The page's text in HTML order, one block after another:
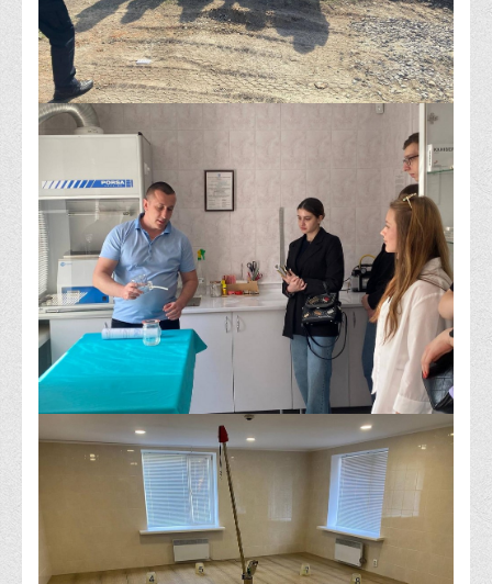
Програми подвійного диплому
Програми стажування (міжнародна практика)
Міжнародні проєкти
З організації виховної та культурно-мистецької роботи
студентів
Технічних засобів навчання
Редакційно-видавничий
Центри
Розвитку кар’єри
Ресурсний центр зі сталого розвитку
Моніторингу якості освітнього процесу та інноваційного
розвитку
Грантових проєктів
Грантові проєкти ВТЕІ ДТЕУ
Підтримки технологій та інновацій (TISC)